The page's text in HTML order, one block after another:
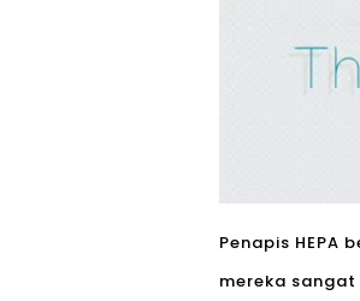
Penapis HEPA
mereka